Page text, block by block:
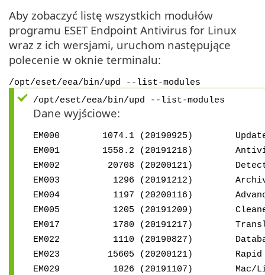
Aby zobaczyć listę wszystkich modułów
programu ESET Endpoint Antivirus for Linux
wraz z ich wersjami, uruchom następujące
polecenie w oknie terminalu:
/opt/eset/eea/bin/upd --list-modules
/opt/eset/eea/bin/upd --list-modules
Dane wyjściowe:
EM000 1074.1 (20190925) Update
EM001 1558.2 (20191218) Antivirus
EM002 20708 (20200121)
EM003 1296 (20191212) Archive
EM004 1197 (20200116) Advanced
EM005 1205 (20191209) Cleaner
EM017 1780 (20191217)
EM022 1110 (20190827)
EM023 15605 (20200121) Rapid
EM029 1026 (20191107) Mac/Linux